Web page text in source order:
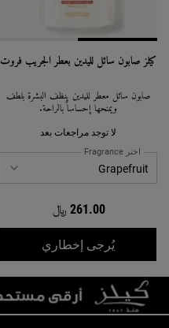
كيلز صابون سائل لليدين بعطر الجريب فروت
صابون سائل معطّر لليدين ينظّف البشرة بلطف
ويمنحها إحساساً بالراحة.
لا توجد مراجعات بعد
اختر Fragrance
261.00 ﷼
يُرجى إخطاري